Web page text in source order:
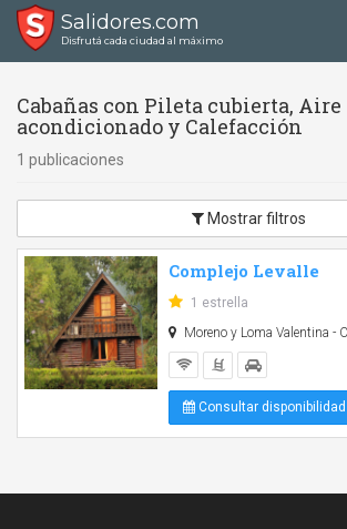
Salidores.com
Disfrutá cada ciudad al máximo
Cabañas con Pileta cubierta, Aire
acondicionado y Calefacción
1 publicaciones
Mostrar filtros
Complejo Levalle
1 estrella
Moreno y Loma Valentina -
Consultar disponibilidad